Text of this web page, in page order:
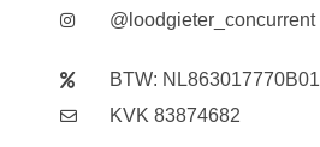
@loodgieter_concurrent
BTW: NL863017770B01
KVK 83874682